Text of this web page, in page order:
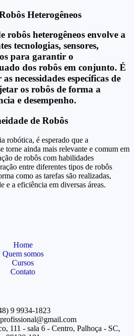
Heterogêneos
robôs heterogêneos envolve a
tecnologias, sensores,
para garantir o
dos robôs em conjunto. É
necessidades específicas de
os robôs de forma a
e desempenho.
de Robôs
robótica, é esperado que a
torne ainda mais relevante e comum em
de robôs com habilidades
entre diferentes tipos de robôs
como as tarefas são realizadas,
e a eficiência em diversas áreas.
Home
Quem somos
Cursos
Contato
9 9934-1823
111 - sala 6 - Centro, Palhoça - SC,